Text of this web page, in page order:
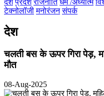
देश प्रदेश राजनीति धर्म /अध्यात्म
टेक्नोलॉजी मनोरंजन संपर्क
देश
चलती बस के ऊपर गिरा पेड़,
मौत
08-Aug-2025